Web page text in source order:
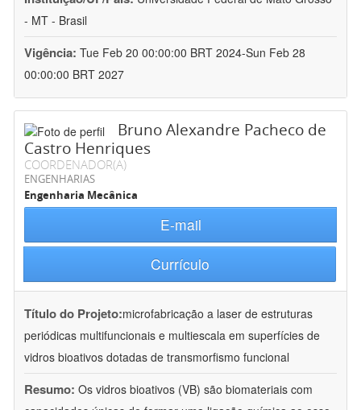
- MT - Brasil
Vigência: Tue Feb 20 00:00:00 BRT 2024-Sun Feb 28
00:00:00 BRT 2027
Bruno Alexandre Pacheco de
Castro Henriques
COORDENADOR(A)
ENGENHARIAS
Engenharia Mecânica
E-mail
Currículo
Título do Projeto:microfabricação a laser de estruturas
periódicas multifuncionais e multiescala em superfícies de
vidros bioativos dotadas de transmorfismo funcional
Resumo: Os vidros bioativos (VB) são biomateriais com